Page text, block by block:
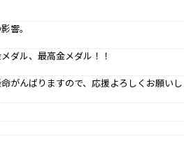
響。
ダル、最高金メダル！！
がんばりますので、応援よろしくお願いし